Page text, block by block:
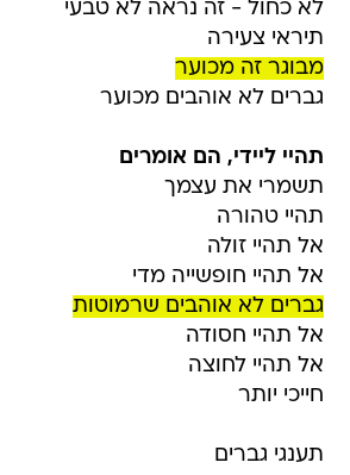
לא כחול - זה נראה לא טבעי
תיראי צעירה
מבוגר זה מכוער
גברים לא אוהבים מכוער
תהיי ליידי, הם אומרים
תשמרי את עצמך
תהיי טהורה
אל תהיי זולה
אל תהיי חופשייה מדי
גברים לא אוהבים שרמוטות
אל תהיי חסודה
אל תהיי לחוצה
חייכי יותר
תענגי גברים